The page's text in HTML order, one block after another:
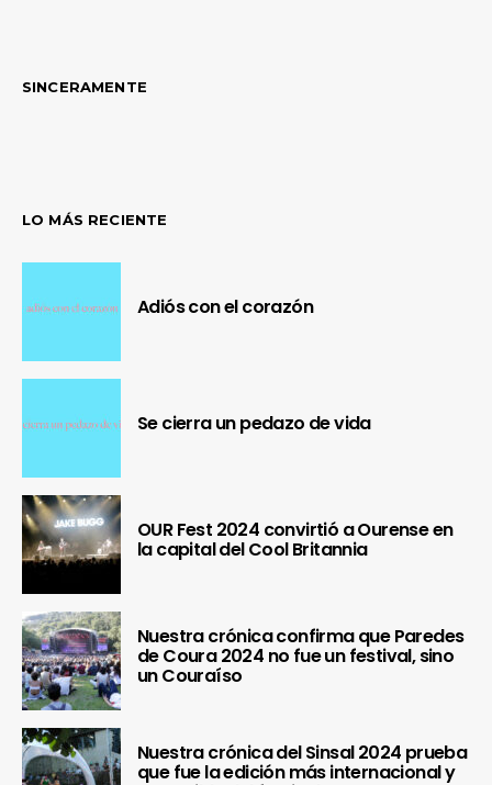
SINCERAMENTE
LO MÁS RECIENTE
Adiós con el corazón
Se cierra un pedazo de vida
OUR Fest 2024 convirtió a Ourense en
la capital del Cool Britannia
Nuestra crónica confirma que Paredes
de Coura 2024 no fue un festival, sino
un Couraíso
Nuestra crónica del Sinsal 2024 prueba
que fue la edición más internacional y